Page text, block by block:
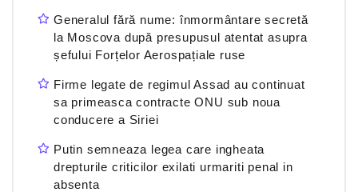
Generalul fără nume: înmormântare secretă
la Moscova după presupusul atentat asupra
șefului Forțelor Aerospațiale ruse
Firme legate de regimul Assad au continuat
sa primeasca contracte ONU sub noua
conducere a Siriei
Putin semneaza legea care ingheata
drepturile criticilor exilati urmariti penal in
absenta